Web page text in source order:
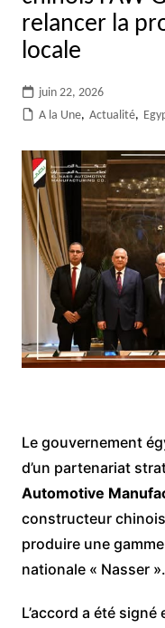
relancer la
locale
juin 22, 2026
A la Une, Actualité,
Le gouvernement
d’un partenariat
Automotive
constructeur chinois
produire une
nationale « Nasser ».
L’accord a été